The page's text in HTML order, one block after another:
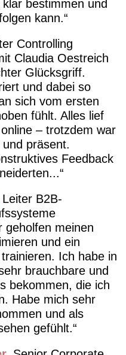
bestimmen und
kann.
Controlling
Claudia Oestreich
Glücksgriff.
und dabei so
sich vom ersten
fühlt. Alles lief
– trotzdem war
präsent.
Feedback
Leiter B2B-
geholfen meinen
und ein
Ich habe in
brauchbare und
bekommen, die ich
Habe mich sehr
und als
gefühlt.